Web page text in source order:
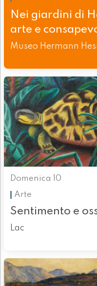
Nei giardini di
arte e
Museo Hermann
Domenica 10
Arte
Sentimento e
Lac